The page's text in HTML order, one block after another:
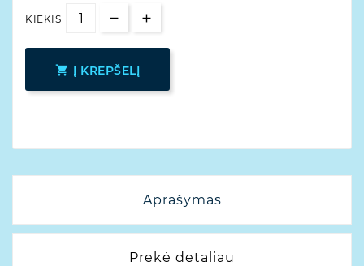
KIEKIS
 Į KREPŠELĮ
Aprašymas
Prekė detaliau